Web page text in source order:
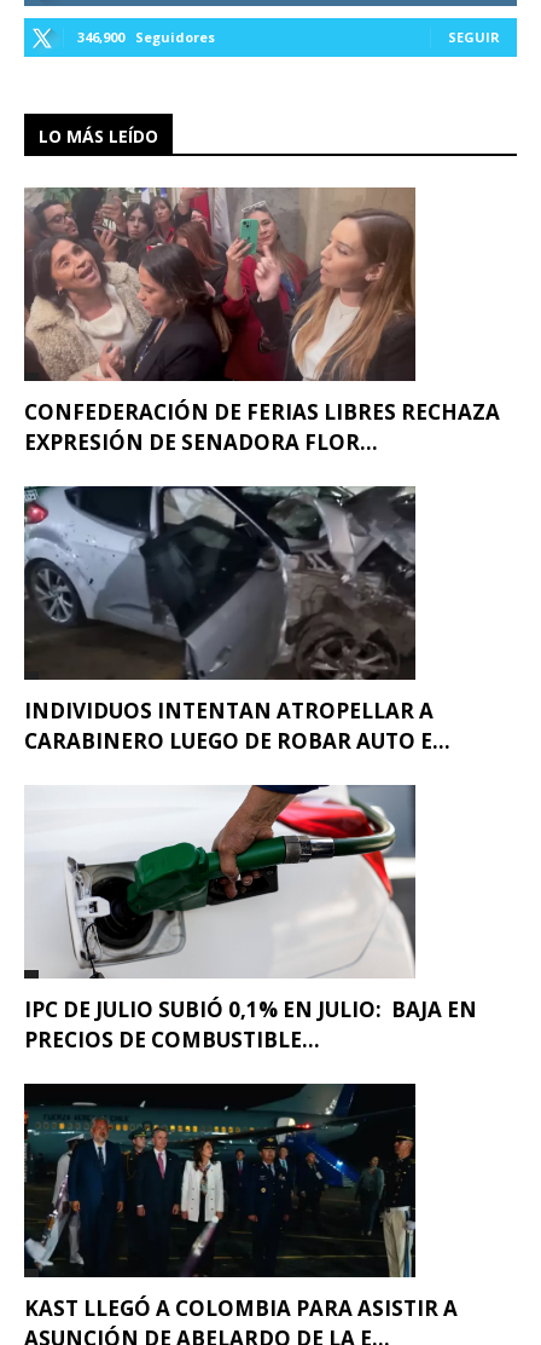
346,900 Seguidores SEGUIR
LO MÁS LEÍDO
CONFEDERACIÓN DE FERIAS LIBRES RECHAZA
EXPRESIÓN DE SENADORA FLOR...
INDIVIDUOS INTENTAN ATROPELLAR A
CARABINERO LUEGO DE ROBAR AUTO E...
IPC DE JULIO SUBIÓ 0,1% EN JULIO: BAJA EN
PRECIOS DE COMBUSTIBLE...
KAST LLEGÓ A COLOMBIA PARA ASISTIR A
ASUNCIÓN DE ABELARDO DE LA E...